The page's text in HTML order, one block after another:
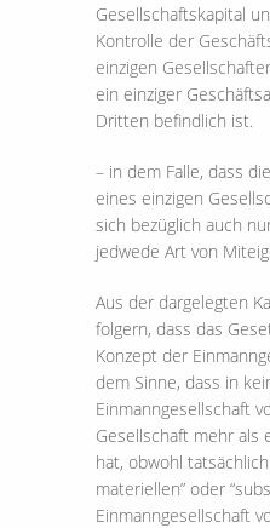
Gesellschaftskapital
Kontrolle der
einzigen
ein einziger
Dritten befindlich ist.
– in dem Falle, dass
eines einzigen
sich bezüglich auch
jedwede Art von
Aus der dargelegten
folgern, dass das
Konzept der
dem Sinne, dass in
Einmanngesellschaft
Gesellschaft mehr als
hat, obwohl
materiellen” oder
Einmanngesellschaft